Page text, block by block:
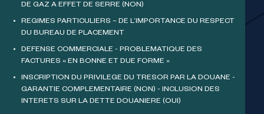
DE GAZ A EFFET DE SERRE (NON)
REGIMES PARTICULIERS – DE L’IMPORTANCE DU RESPECT
DU BUREAU DE PLACEMENT
DEFENSE COMMERCIALE - PROBLEMATIQUE DES
FACTURES « EN BONNE ET DUE FORME »
INSCRIPTION DU PRIVILEGE DU TRESOR PAR LA DOUANE -
GARANTIE COMPLEMENTAIRE (NON) - INCLUSION DES
INTERETS SUR LA DETTE DOUANIERE (OUI)